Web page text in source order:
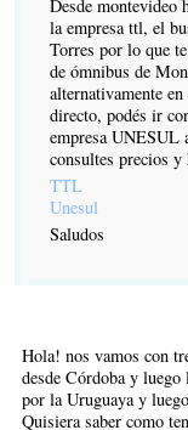
Desde montevideo
la empresa ttl, el
Torres por lo que
de ómnibus de
alternativamente
directo, podés ir
empresa UNESUL
consultes precios
TTL
Unesul
Saludos
Hola! nos vamos con
desde Córdoba y
por la Uruguaya y
Quisiera saber como